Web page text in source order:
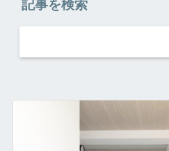
記事を検索